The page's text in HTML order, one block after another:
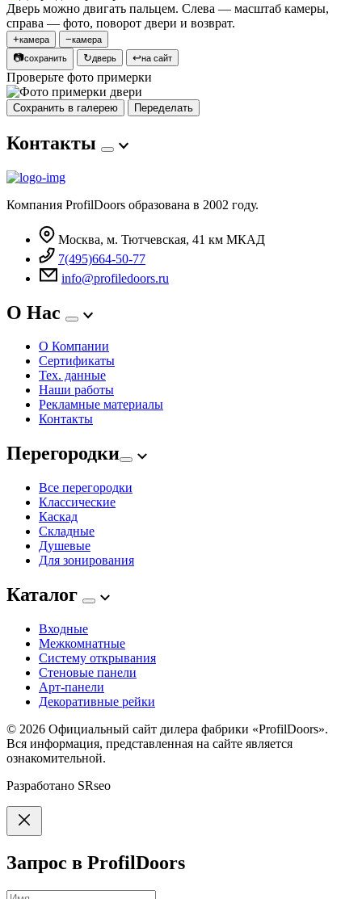
Дверь можно двигать пальцем. Слева — масштаб камеры,
справа — фото, поворот двери и возврат.
+камера −камера
📷сохранить ↻дверь ↩на сайт
Проверьте фото примерки
Сохранить в галерею Переделать
Контакты
Компания ProfilDoors образована в 2002 году.
Москва, м. Тютчевская, 41 км МКАД
7(495)664-50-77
info@profiledoors.ru
О Нас
О Компании
Сертификаты
Тех. данные
Наши работы
Рекламные материалы
Контакты
Перегородки
Все перегородки
Классические
Каскад
Складные
Душевые
Для зонирования
Каталог
Входные
Межкомнатные
Систему открывания
Стеновые панели
Арт-панели
Декоративные рейки
© 2026 Официальный сайт дилера фабрики «ProfilDoors».
Вся информация, представленная на сайте является
ознакомительной.
Разработано SRseo
Запрос в ProfilDoors